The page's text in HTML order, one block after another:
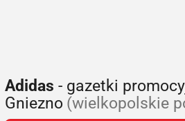
Adidas - gazetki
Gniezno (wielkopolskie